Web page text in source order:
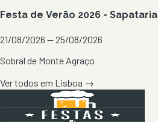
Festa de Verão 2026 - Sapataria
21/08/2026 — 25/08/2026
Sobral de Monte Agraço
Ver todos em Lisboa →